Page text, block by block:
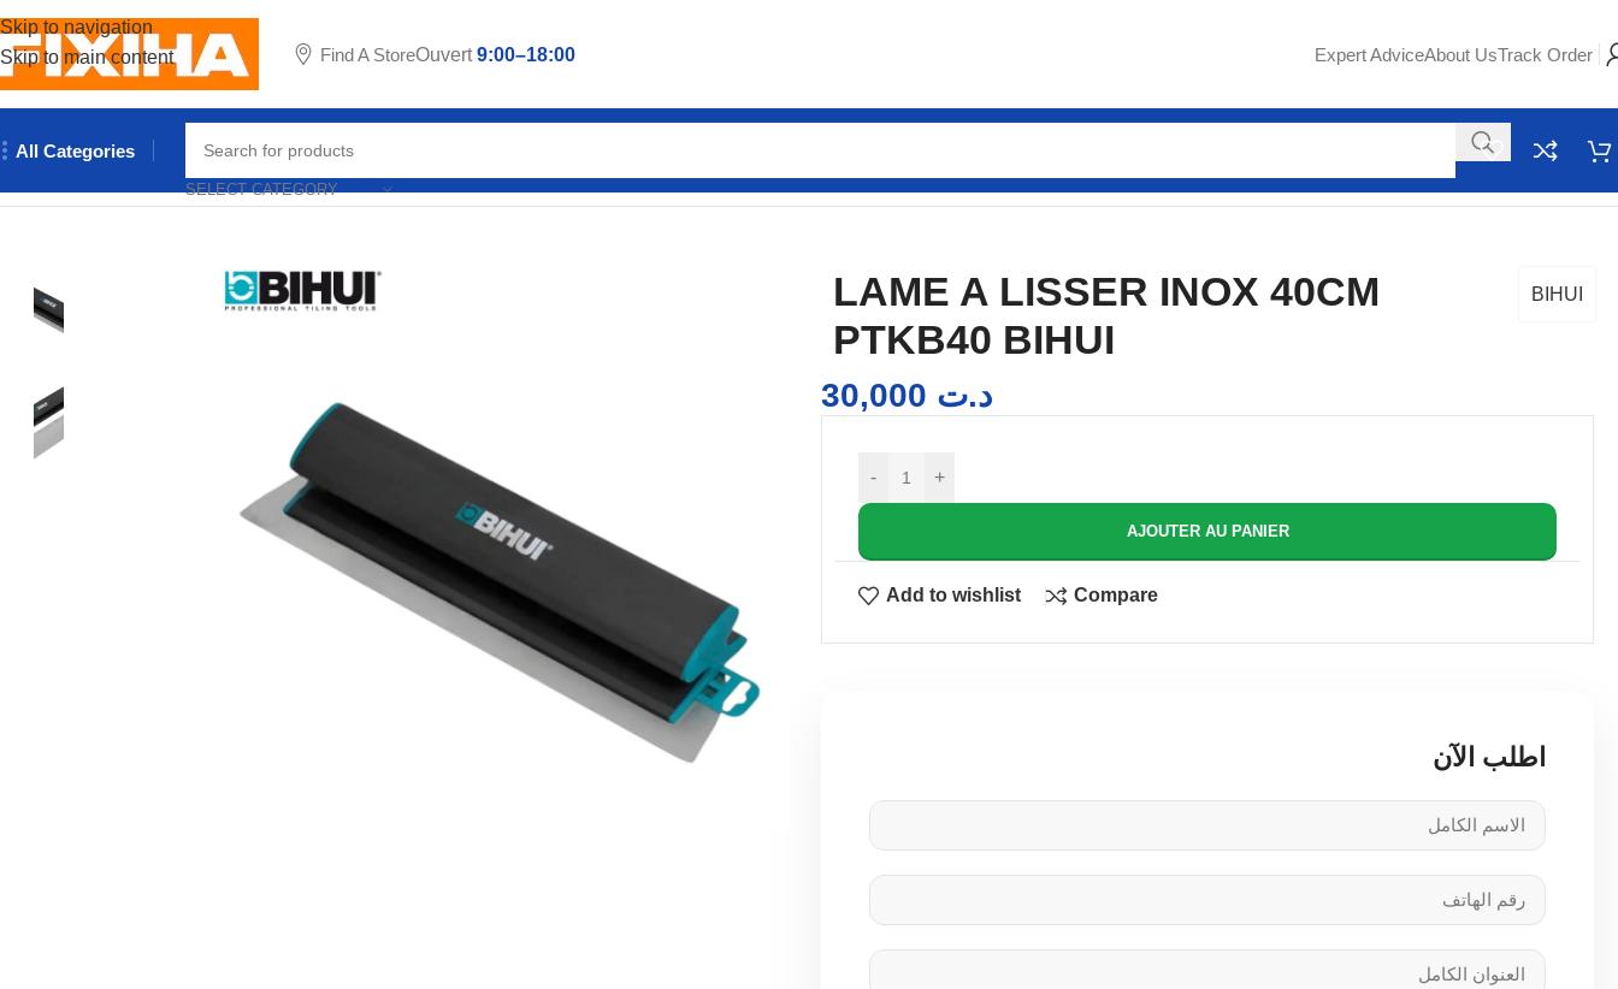
Skip to navigation
Skip to main content
Find A StoreOuvert9:00–18:00 Expert AdviceAbout UsTrack Order
All Categories
SELECT CATEGORY
Outillages & Equipements/Outils manuels/LAME A LISSER INOX 40CM PTKB40 BIHUI
LAME A LISSER INOX 40CM
PTKB40 BIHUI
BIHUI
د.ت
- +
AJOUTER AU PANIER
Add to wishlist Compare
اطلب الآن